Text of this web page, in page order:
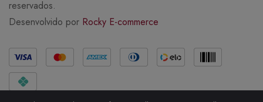
reservados.
Desenvolvido por Rocky E-commerce
Métodos de Pagamento